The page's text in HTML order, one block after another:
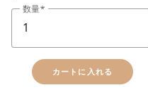
数量
カートに入れる